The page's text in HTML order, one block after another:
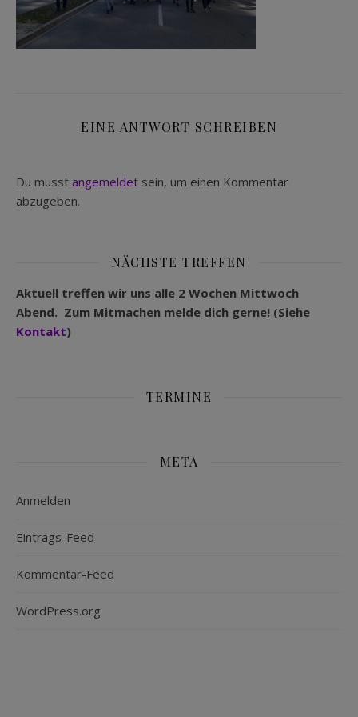
EINE ANTWORT SCHREIBEN
Du musst angemeldet sein, um einen Kommentar
abzugeben.
NÄCHSTE TREFFEN
Aktuell treffen wir uns alle 2 Wochen Mittwoch
Abend. Zum Mitmachen melde dich gerne! (Siehe
Kontakt)
TERMINE
META
Anmelden
Eintrags-Feed
Kommentar-Feed
WordPress.org